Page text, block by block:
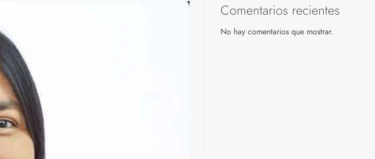
Comentarios recientes
No hay comentarios que mostrar.